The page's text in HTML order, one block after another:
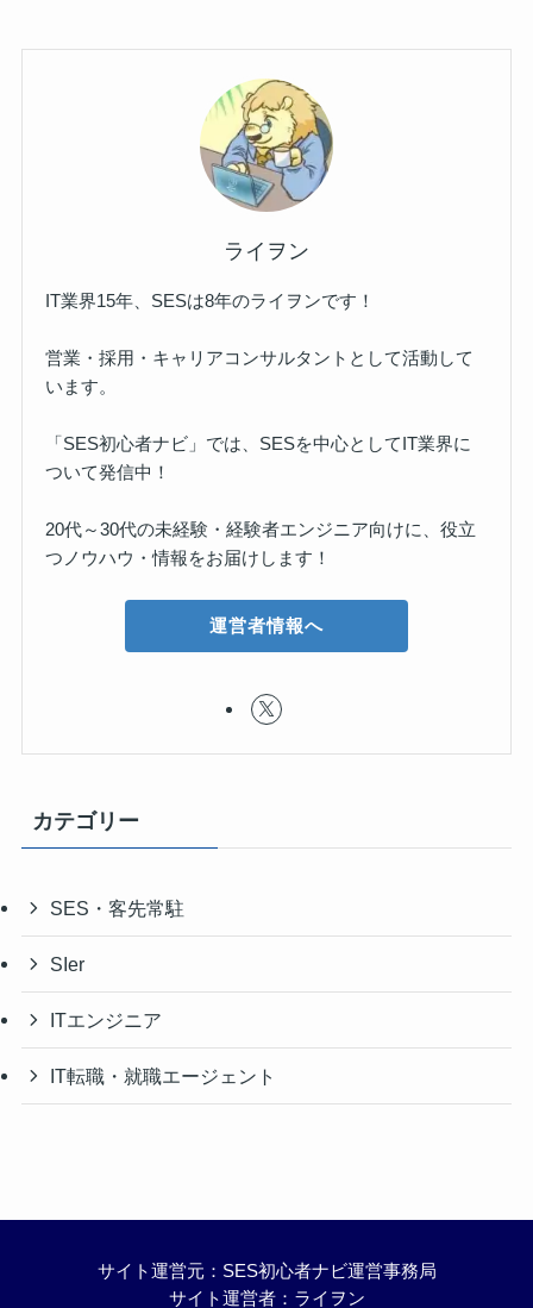
ライヲン
IT業界15年、SESは8年のライヲンです！
営業・採用・キャリアコンサルタントとして活動して
います。
「SES初心者ナビ」では、SESを中心としてIT業界に
ついて発信中！
20代～30代の未経験・経験者エンジニア向けに、役立
つノウハウ・情報をお届けします！
運営者情報へ
カテゴリー
SES・客先常駐
SIer
ITエンジニア
IT転職・就職エージェント
サイト運営元：SES初心者ナビ運営事務局
サイト運営者：ライヲン